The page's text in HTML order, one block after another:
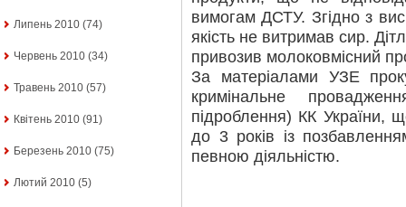
Липень 2010 (74)
Червень 2010 (34)
Травень 2010 (57)
Квітень 2010 (91)
Березень 2010 (75)
Лютий 2010 (5)
вимогам ДСТУ. Згідно з
якість не витримав сир.
привозив молоковмісний
За матеріалами УЗЕ
кримінальне
підроблення) КК України,
до 3 років із
певною діяльністю.